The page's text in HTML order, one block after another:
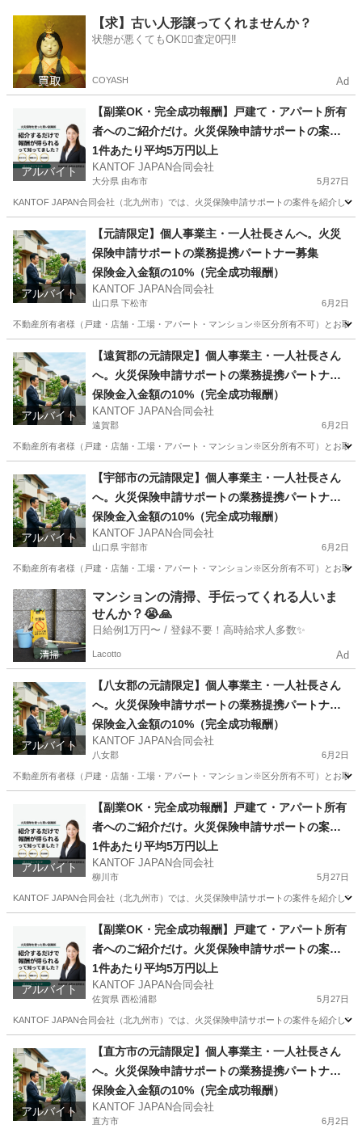
その他 スタッフ
【求】古い人形譲ってくれませんか？
状態が悪くてもOK🙆‍♀️査定0円‼️
COYASH Ad
アルバイト
【副業OK・完全成功報酬】戸建て・アパート所有
者へのご紹介だけ。火災保険申請サポートの案件
紹介スタッフ募集（福岡・大分・佐賀・山口）
1件あたり平均5万円以上
KANTOF JAPAN合同会社
大分県 由布市 5月27日
KANTOF JAPAN合同会社（北九州市）では、火災保険申請サポートの案件を紹介し
その他 スタッフ
アルバイト
【元請限定】個人事業主・一人社長さんへ。火災
保険申請サポートの業務提携パートナー募集
保険金入金額の10%（完全成功報酬）
KANTOF JAPAN合同会社
山口県 下松市 6月2日
不動産所有者様（戸建・店舗・工場・アパート・マンション※区分所有不可）とお取
その他 火災保険
アルバイト
【遠賀郡の元請限定】個人事業主・一人社長さん
へ。火災保険申請サポートの業務提携パートナー
募集
保険金入金額の10%（完全成功報酬）
KANTOF JAPAN合同会社
遠賀郡 6月2日
不動産所有者様（戸建・店舗・工場・アパート・マンション※区分所有不可）とお取
その他 火災保険
アルバイト
【宇部市の元請限定】個人事業主・一人社長さん
へ。火災保険申請サポートの業務提携パートナー
募集
保険金入金額の10%（完全成功報酬）
KANTOF JAPAN合同会社
山口県 宇部市 6月2日
不動産所有者様（戸建・店舗・工場・アパート・マンション※区分所有不可）とお取
山口 宇部市 その他 火災保険
マンションの清掃、手伝ってくれる人いま
せんか？😭🙏
日給例1万円〜 / 登録不要！高時給求人多数✨
Lacotto Ad
アルバイト
【八女郡の元請限定】個人事業主・一人社長さん
へ。火災保険申請サポートの業務提携パートナー
募集
保険金入金額の10%（完全成功報酬）
KANTOF JAPAN合同会社
八女郡 6月2日
不動産所有者様（戸建・店舗・工場・アパート・マンション※区分所有不可）とお取
その他 火災保険
アルバイト
【副業OK・完全成功報酬】戸建て・アパート所有
者へのご紹介だけ。火災保険申請サポートの案件
紹介スタッフ募集（福岡・大分・佐賀・山口）
1件あたり平均5万円以上
KANTOF JAPAN合同会社
柳川市 5月27日
KANTOF JAPAN合同会社（北九州市）では、火災保険申請サポートの案件を紹介し
その他 スタッフ
アルバイト
【副業OK・完全成功報酬】戸建て・アパート所有
者へのご紹介だけ。火災保険申請サポートの案件
紹介スタッフ募集（福岡・大分・佐賀・山口）
1件あたり平均5万円以上
KANTOF JAPAN合同会社
佐賀県 西松浦郡 5月27日
KANTOF JAPAN合同会社（北九州市）では、火災保険申請サポートの案件を紹介し
その他 スタッフ
アルバイト
【直方市の元請限定】個人事業主・一人社長さん
へ。火災保険申請サポートの業務提携パートナー
募集
保険金入金額の10%（完全成功報酬）
KANTOF JAPAN合同会社
直方市 6月2日